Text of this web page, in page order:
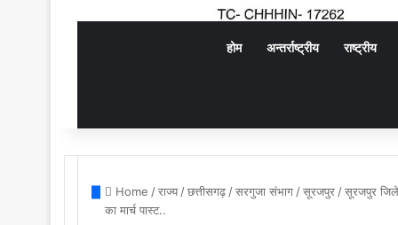
होम अन्तर्राष्ट्रीय राष्ट्रीय
Home /राज्य/छत्तीसगढ़/सरगुजा संभाग/सूरजपुर/सूरजपुर जिले
का मार्च पास्ट..